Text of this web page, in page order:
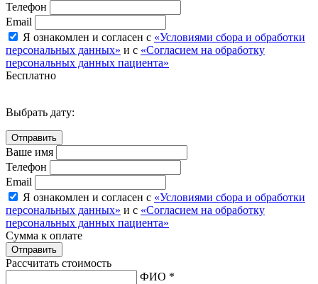
Телефон
Email
Я ознакомлен и согласен с «Условиями сбора и обработки
персональных данных» и с «Согласием на обработку
персональных данных пациента»
Бесплатно
Выбрать дату:
Ваше имя
Телефон
Email
Я ознакомлен и согласен с «Условиями сбора и обработки
персональных данных» и с «Согласием на обработку
персональных данных пациента»
Сумма к оплате
Рассчитать стоимость
ФИО *